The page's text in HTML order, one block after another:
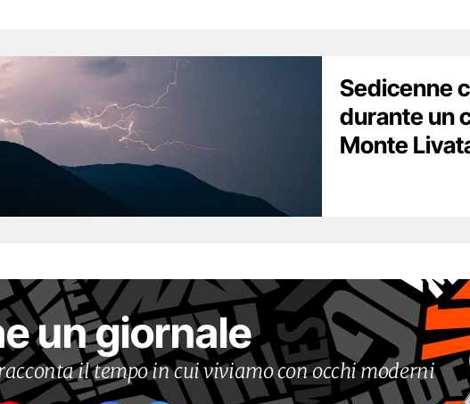
Sedicenne
durante un
Monte
un giornale
il tempo in cui viviamo con occhi moderni